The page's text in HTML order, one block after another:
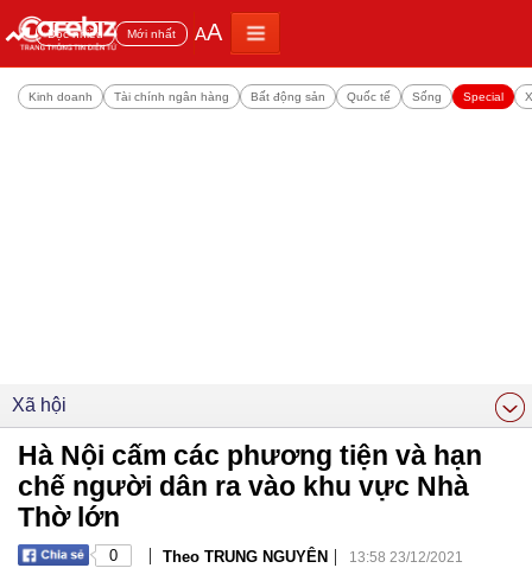
Đọc nhiều Mới nhất AA
Kinh doanh Tài chính ngân hàng Bất động sản Quốc tế Sống Special
Xã hội
Hà Nội cấm các phương tiện và hạn
chế người dân ra vào khu vực Nhà
Thờ lớn
0 | Theo TRUNG NGUYÊN | 13:58 23/12/2021